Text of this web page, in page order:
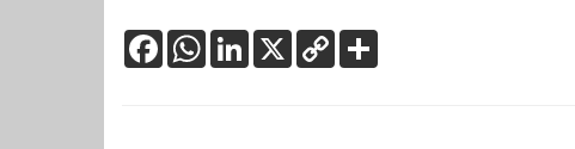
FacebookWhatsApp
LinkedIn
X Copy
Link